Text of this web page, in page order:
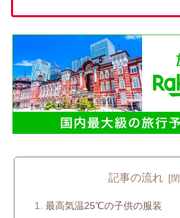
記事の流れ
最高気温25℃の子供の服装